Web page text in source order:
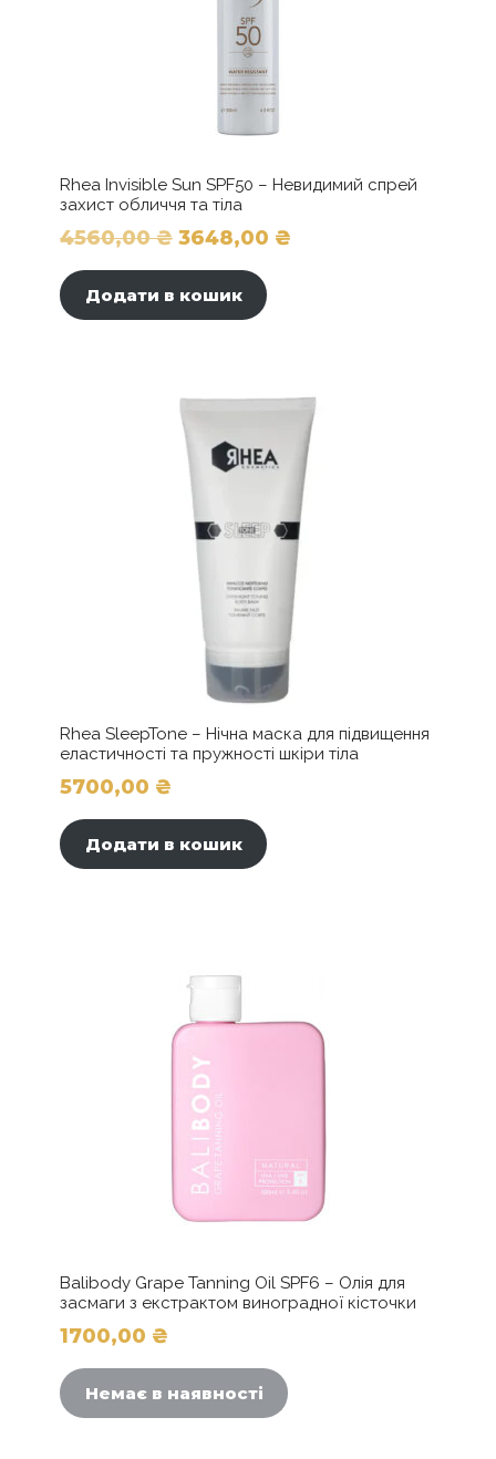
Rhea Invisible Sun SPF50 – Невидимий спрей
захист обличчя та тіла
4560,00₴ Оригінальна
ціна:
4560,00 ₴.
3648,00 ₴
Додати в кошик
Rhea SleepTone – Нічна маска для підвищення
еластичності та пружності шкіри тіла
5700,00 ₴
Додати в кошик
Balibody Grape Tanning Oil SPF6 – Олія для
засмаги з екстрактом виноградної кісточки
1700,00 ₴
Немає в наявності